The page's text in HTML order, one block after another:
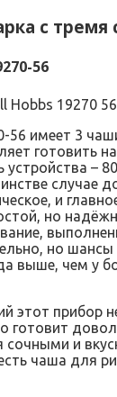
с тремя
56
56 имеет 3
готовить
–
случае
и
но
но шансы
выше, чем у
этот прибор
готовит
и
чаша для